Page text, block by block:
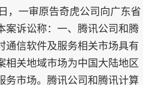
日，一审原告奇虎公司向广东省
案诉讼称：一、腾讯公司和腾
通信软件及服务相关市场具有
相关地域市场为中国大陆地区
务市场。腾讯公司和腾讯计算